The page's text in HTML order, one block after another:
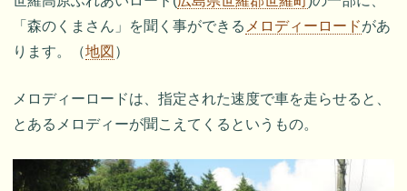
「森のくまさん」を聞く事ができる メロディーロードがあ
ります。（地図 ）
メロディーロードは、指定された速度で車を走らせると、
とあるメロディーが聞こえてくるというもの。